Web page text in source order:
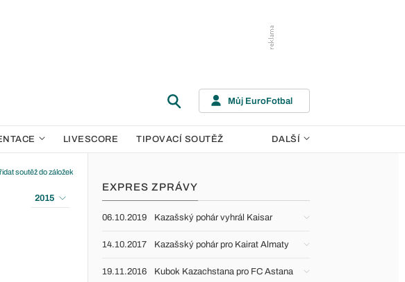
Můj EuroFotbal
LIVESCORE TIPOVACÍ SOUTĚŽ DALŠÍ
soutěž do záložek
2015
EXPRES ZPRÁVY
06.10.2019 Kazašský pohár vyhrál Kaisar
14.10.2017 Kazašský pohár pro Kairat Almaty
19.11.2016 Kubok Kazachstana pro FC Astana